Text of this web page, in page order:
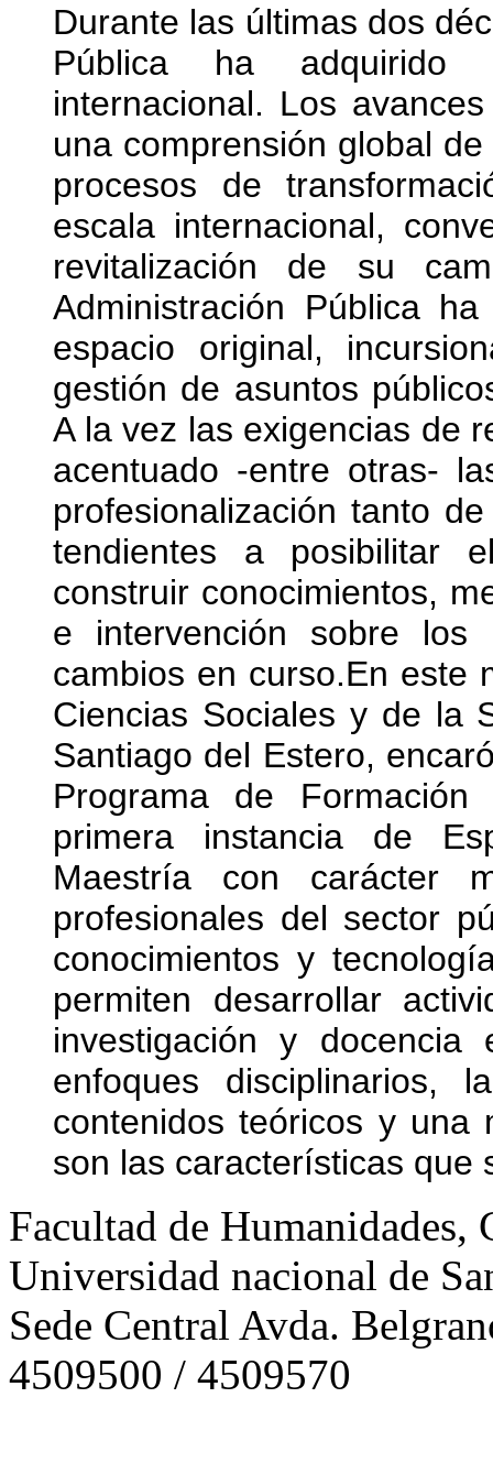
Durante las últimas dos
Pública ha adquirido
internacional. Los
una comprensión global
procesos de
escala internacional,
revitalización de su
Administración Pública
espacio original,
gestión de asuntos
A la vez las exigencias de
acentuado -entre otras-
profesionalización tanto
tendientes a posibilitar
construir conocimientos,
e intervención sobre los
cambios en curso.En este
Ciencias Sociales y de la
Santiago del Estero,
Programa de
primera instancia de
Maestría con carácter
profesionales del sector
conocimientos y
permiten desarrollar
investigación y
enfoques
contenidos teóricos y una
son las características que
Facultad de Humanidades,
Universidad nacional de
Sede Central Avda.
4509500 / 4509570